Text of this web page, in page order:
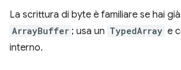
La scrittura di byte è familiare se hai
ArrayBuffer ; usa un TypedArray e
interno.